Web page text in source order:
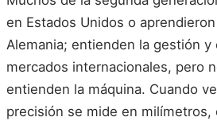
en Estados Unidos o
Alemania; entienden la gestión y
mercados internacionales, pero
entienden la máquina. Cuando
precisión se mide en